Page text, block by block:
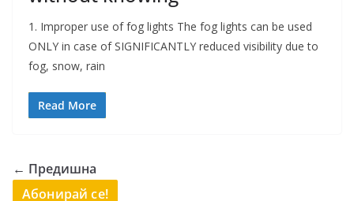
1. Improper use of fog lights The fog lights can be used
ONLY in case of SIGNIFICANTLY reduced visibility due to
fog, snow, rain
Read More
← Предишна
Абонирай се!